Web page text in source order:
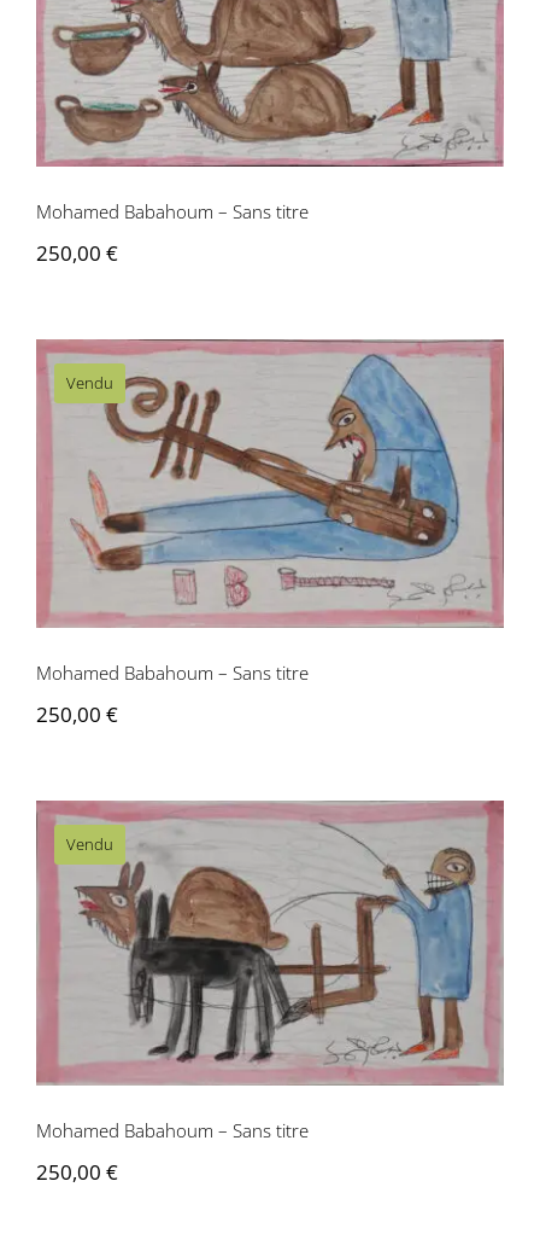
Mohamed Babahoum – Sans titre
Mohamed Babahoum – Sans titre
250,00 €
Vendu
Mohamed Babahoum – Sans titre
Mohamed Babahoum – Sans titre
250,00 €
Vendu
Mohamed Babahoum – Sans titre
Mohamed Babahoum – Sans titre
250,00 €